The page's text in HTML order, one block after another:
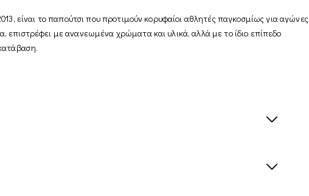
είναι το παπούτσι που προτιμούν κορυφαίοι αθλητές παγκοσμίως για αγώνες
με ανανεωμένα χρώματα και υλικά, αλλά με το ίδιο επίπεδο